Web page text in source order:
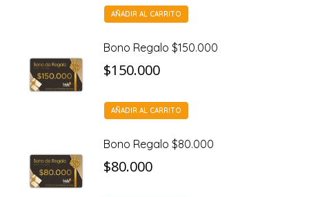
5.00de 5
AÑADIR AL CARRITO
Bono Regalo $150.000
$150.000
AÑADIR AL CARRITO
Bono Regalo $80.000
$80.000